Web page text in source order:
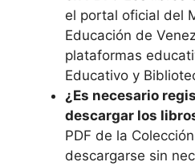
el portal oficial del
Educación de
plataformas
Educativo y
¿Es necesario
descargar los
PDF de la
descargarse sin